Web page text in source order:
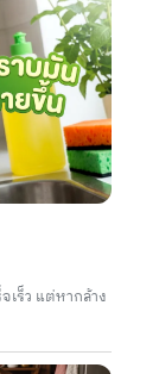
เร็ว แต่หากล้าง